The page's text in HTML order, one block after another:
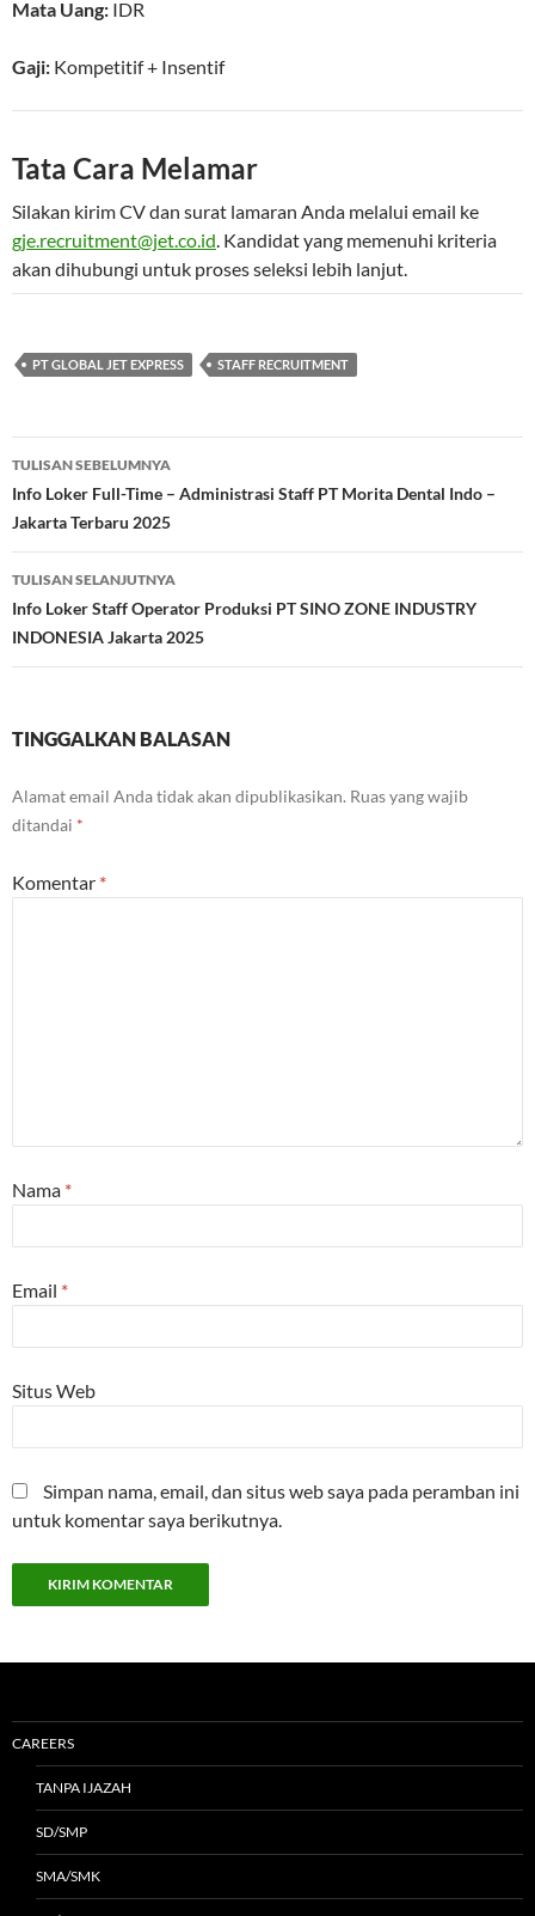
Mata Uang: IDR
Gaji: Kompetitif+ Insentif
Tata Cara Melamar
Silakan kirim CV dan surat lamaran Anda melalui email ke
gje.recruitment@jet.co.id. Kandidat yang memenuhi kriteria
akan dihubungi untuk proses seleksi lebih lanjut.
PT GLOBAL JET EXPRESS STAFF RECRUITMENT
Navigasi
Tulisan
TULISAN SEBELUMNYA
Info Loker Full-Time – Administrasi Staff PT Morita Dental Indo –
Jakarta Terbaru 2025
TULISAN SELANJUTNYA
Info Loker Staff Operator Produksi PT SINO ZONE INDUSTRY
INDONESIA Jakarta 2025
TINGGALKAN BALASAN
Alamat email Anda tidak akan dipublikasikan. Ruas yang wajib
ditandai *
Komentar *
Nama *
Email *
Situs Web
Simpan nama, email, dan situs web saya pada peramban ini
untuk komentar saya berikutnya.
CAREERS
TANPA IJAZAH
SD/SMP
SMA/SMK